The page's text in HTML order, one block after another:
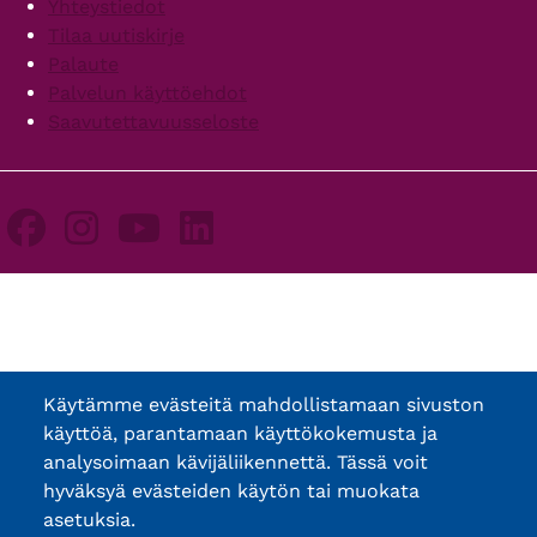
Yhteystiedot
Tilaa uutiskirje
Palaute
Palvelun käyttöehdot
Saavutettavuusseloste
Käytämme evästeitä mahdollistamaan sivuston
käyttöä, parantamaan käyttökokemusta ja
analysoimaan kävijäliikennettä. Tässä voit
hyväksyä evästeiden käytön tai muokata
asetuksia.